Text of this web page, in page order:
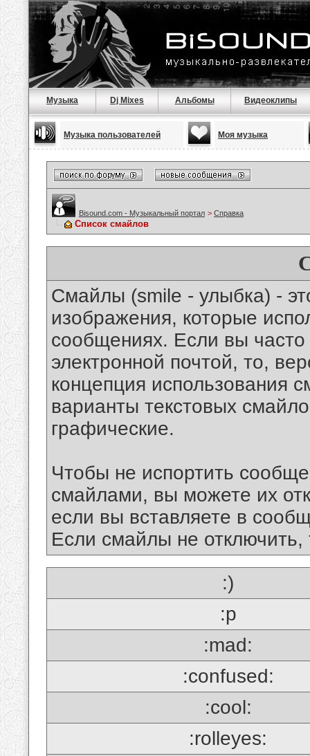
Музыка Dj Mixes Альбомы Видеоклипы
Музыка пользователей Моя музыка
Bisound.com - Музыкальный портал > Справка
Список смайлов
Смайлы (smile - улыбка) -
изображения, которые
сообщениях. Если вы часто
электронной почтой, то,
концепция использования
варианты текстовых
графические.
Чтобы не испортить
смайлами, вы можете их
если вы вставляете в
Если смайлы не отключить,
:)
:p
:mad:
:confused:
:cool:
:rolleyes: